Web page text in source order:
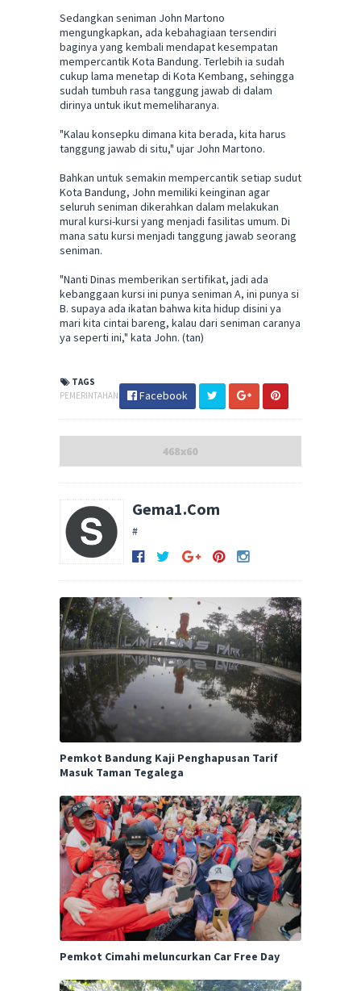
Sedangkan seniman John Martono
mengungkapkan, ada kebahagiaan tersendiri
baginya yang kembali mendapat kesempatan
mempercantik Kota Bandung. Terlebih ia sudah
cukup lama menetap di Kota Kembang, sehingga
sudah tumbuh rasa tanggung jawab di dalam
dirinya untuk ikut memeliharanya.
"Kalau konsepku dimana kita berada, kita harus
tanggung jawab di situ," ujar John Martono.
Bahkan untuk semakin mempercantik setiap sudut
Kota Bandung, John memiliki keinginan agar
seluruh seniman dikerahkan dalam melakukan
mural kursi-kursi yang menjadi fasilitas umum. Di
mana satu kursi menjadi tanggung jawab seorang
seniman.
"Nanti Dinas memberikan sertifikat, jadi ada
kebanggaan kursi ini punya seniman A, ini punya si
B. supaya ada ikatan bahwa kita hidup disini ya
mari kita cintai bareng, kalau dari seniman caranya
ya seperti ini," kata John. (tan)
TAGS
PEMERINTAHAN
Facebook
Gema1.Com
#
Pemkot Bandung Kaji Penghapusan Tarif
Masuk Taman Tegalega
Pemkot Cimahi meluncurkan Car Free Day